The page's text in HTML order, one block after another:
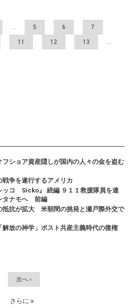
… 5 6 7
11 12 13 …
ショア資産隠しが国内の人々の金を盗む
争を遂行するアメリカ
ッコ Sicko』 続編 ９１１救援隊員を連
タナモへ 前編
抵抗が拡大 米朝間の挑発と瀬戸際外交で
放の神学」ポスト共産主義時代の復権
次へ ›
さらに